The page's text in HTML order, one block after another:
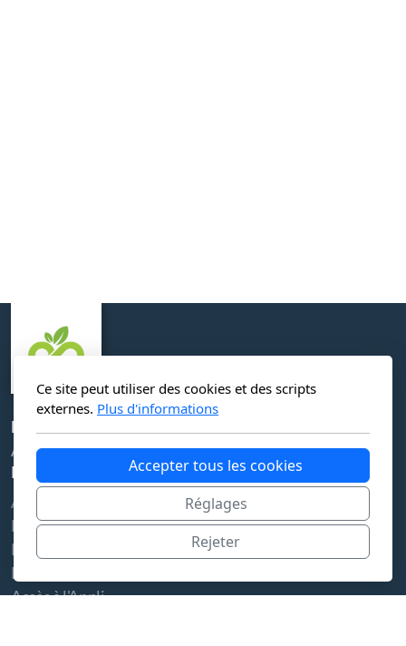
Localison
Address to define
Menu principal
Accueil
Les Flux Circulaires
La Charte
Les Membres
Accès à l'Appli
Ce site peut utiliser des cookies et des scripts
externes. Plus d'informations
Accepter tous les cookies
Réglages
Rejeter